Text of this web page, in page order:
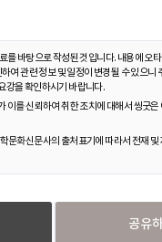
를 바탕으로 작성된 것입니다. 내용에 오
여 관련 정보 및 일정이 변경될 수 있으니
강을 확인하시기 바랍니다.
이를 신뢰하여 취한 조치에 대해서 씽굿은
화신문사의 출처표기에 따라서 전재 및
공유